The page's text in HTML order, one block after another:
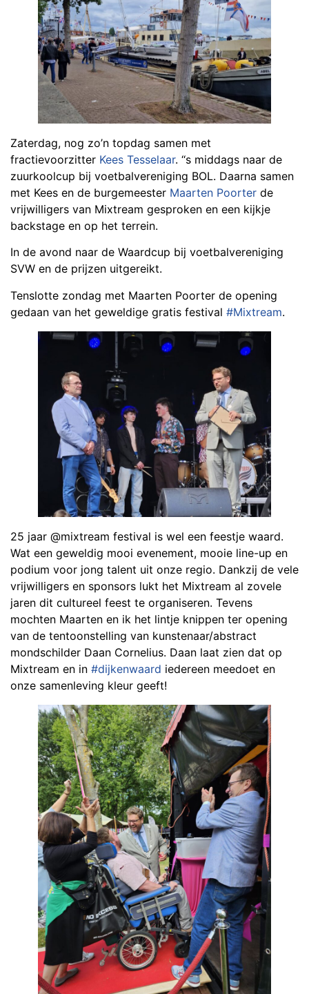
Zaterdag, nog zo’n topdag samen met
fractievoorzitter Kees Tesselaar. ‘‘s middags naar de
zuurkoolcup bij voetbalvereniging BOL. Daarna samen
met Kees en de burgemeester Maarten Poorter de
vrijwilligers van Mixtream gesproken en een kijkje
backstage en op het terrein.
In de avond naar de Waardcup bij voetbalvereniging
SVW en de prijzen uitgereikt.
Tenslotte zondag met Maarten Poorter de opening
gedaan van het geweldige gratis festival #Mixtream.
25 jaar @mixtream festival is wel een feestje waard.
Wat een geweldig mooi evenement, mooie line-up en
podium voor jong talent uit onze regio. Dankzij de vele
vrijwilligers en sponsors lukt het Mixtream al zovele
jaren dit cultureel feest te organiseren. Tevens
mochten Maarten en ik het lintje knippen ter opening
van de tentoonstelling van kunstenaar/abstract
mondschilder Daan Cornelius. Daan laat zien dat op
Mixtream en in #dijkenwaard iedereen meedoet en
onze samenleving kleur geeft!